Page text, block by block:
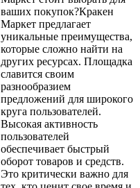
ваших покупок?Кракен
Маркет предлагает
уникальные преимущества,
которые сложно найти на
других ресурсах. Площадка
славится своим
разнообразием
предложений для широкого
круга пользователей.
Высокая активность
пользователей
обеспечивает быстрый
оборот товаров и средств.
Это критически важно для